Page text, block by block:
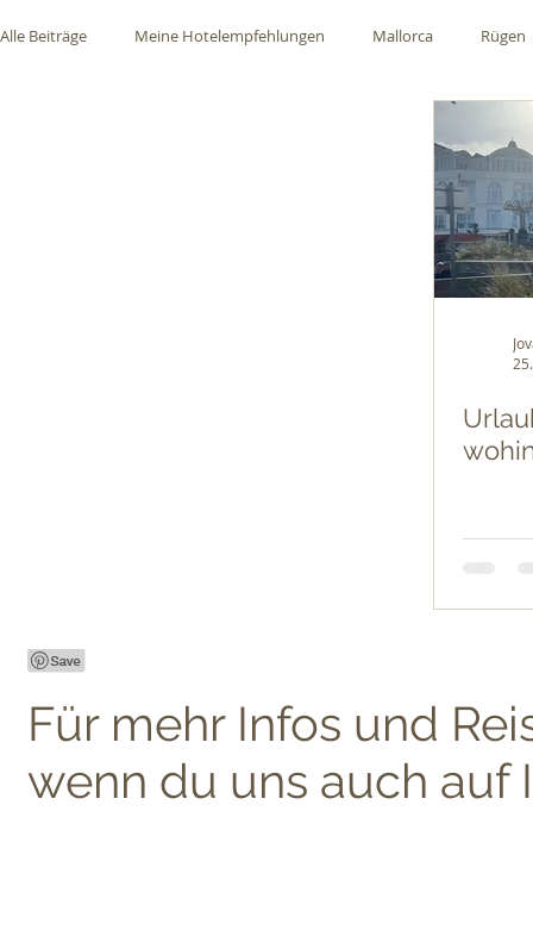
Alle Beiträge Meine Hotelempfehlungen Mallorca Rügen
Für mehr Infos und
wenn du uns auch auf